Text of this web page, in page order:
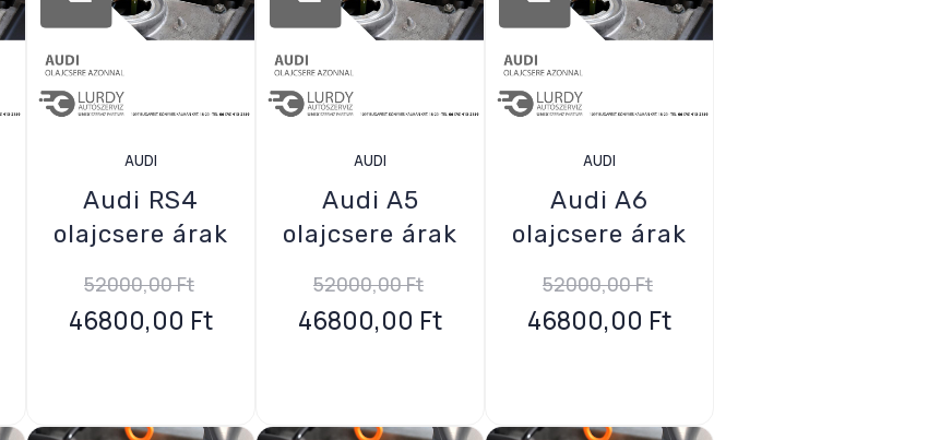
AUDI
Audi RS4
olajcsere árak
52000,00Ft
46800,00 Ft
AUDI
Audi A5
olajcsere árak
52000,00Ft
46800,00 Ft
AUDI
Audi A6
olajcsere árak
52000,00Ft
46800,00 Ft